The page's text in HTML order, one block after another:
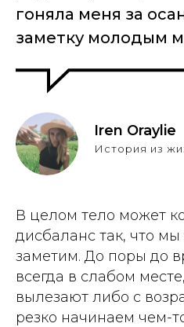
гоняла меня за
заметку молодым
Iren Oraylie
История из
В целом тело может
дисбаланс так, что мы
заметим. До поры до
всегда в слабом
вылезают либо с
резко начинаем чем-